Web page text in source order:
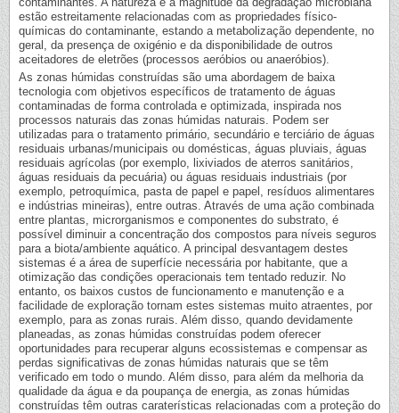
estão estreitamente relacionadas com as propriedades físico-
químicas do contaminante, estando a metabolização dependente, no
geral, da presença de oxigénio e da disponibilidade de outros
aceitadores de eletrões (processos aeróbios ou anaeróbios).
As zonas húmidas construídas são uma abordagem de baixa
tecnologia com objetivos específicos de tratamento de águas
contaminadas de forma controlada e optimizada, inspirada nos
processos naturais das zonas húmidas naturais. Podem ser
utilizadas para o tratamento primário, secundário e terciário de águas
residuais urbanas/municipais ou domésticas, águas pluviais, águas
residuais agrícolas (por exemplo, lixiviados de aterros sanitários,
águas residuais da pecuária) ou águas residuais industriais (por
exemplo, petroquímica, pasta de papel e papel, resíduos alimentares
e indústrias mineiras), entre outras. Através de uma ação combinada
entre plantas, microrganismos e componentes do substrato, é
possível diminuir a concentração dos compostos para níveis seguros
para a biota/ambiente aquático. A principal desvantagem destes
sistemas é a área de superfície necessária por habitante, que a
otimização das condições operacionais tem tentado reduzir. No
entanto, os baixos custos de funcionamento e manutenção e a
facilidade de exploração tornam estes sistemas muito atraentes, por
exemplo, para as zonas rurais. Além disso, quando devidamente
planeadas, as zonas húmidas construídas podem oferecer
oportunidades para recuperar alguns ecossistemas e compensar as
perdas significativas de zonas húmidas naturais que se têm
verificado em todo o mundo. Além disso, para além da melhoria da
qualidade da água e da poupança de energia, as zonas húmidas
construídas têm outras caraterísticas relacionadas com a proteção do